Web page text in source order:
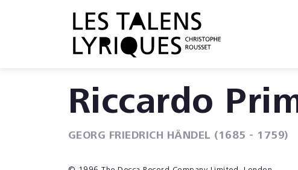
Riccardo
GEORG FRIEDRICH HÄNDEL (1685 - 1759)